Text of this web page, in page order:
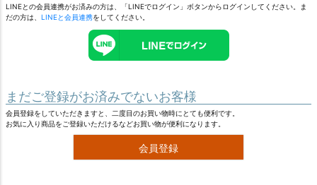
LINEとの会員連携がお済みの方は、「LINEでログイン」ボタンからログインしてください。ま
だの方は、 LINEと会員連携をしてください。
まだご登録がお済みでないお客様
会員登録をしていただきますと、二度目のお買い物時にとても便利です。
お気に入り商品をご登録いただけるなどお買い物が便利になります。
会員登録